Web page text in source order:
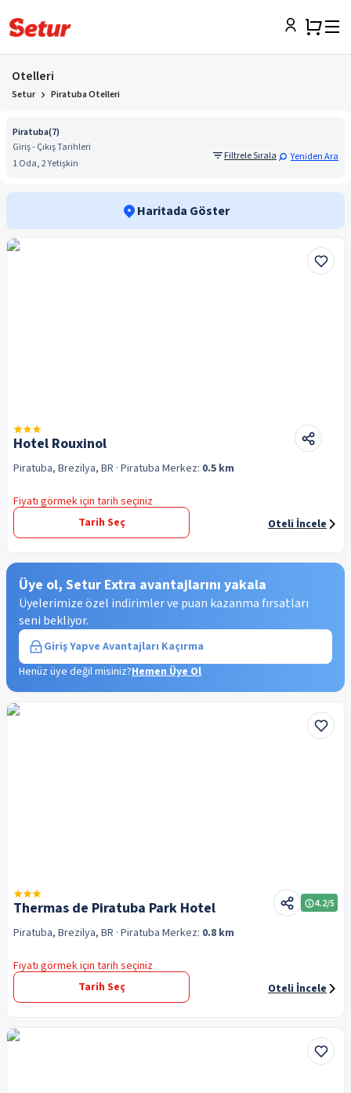
Otelleri
Setur Piratuba Otelleri
Piratuba(7)
Giriş - Çıkış Tarihleri
1 Oda, 2 Yetişkin
Filtrele Sırala Yeniden Ara
Haritada Göster
Hotel Rouxinol
Piratuba, Brezilya, BR · Piratuba Merkez: 0.5 km
Fiyatı görmek için tarih seçiniz
Tarih Seç
Oteli İncele
Üye ol, Setur Extra avantajlarını yakala
Üyelerimize özel indirimler ve puan kazanma fırsatları
seni bekliyor.
Giriş Yapve Avantajları Kaçırma
Henüz üye değil misiniz?Hemen Üye Ol
Thermas de Piratuba Park Hotel 4.2/5
Piratuba, Brezilya, BR · Piratuba Merkez: 0.8 km
Fiyatı görmek için tarih seçiniz
Tarih Seç
Oteli İncele